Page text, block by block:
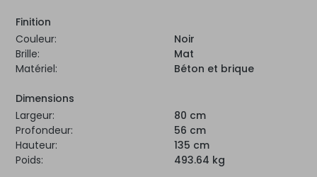
Finition
Couleur:
Noir
Brille:
Mat
Matériel:
Béton et brique
Dimensions
Largeur:
80 cm
Profondeur:
56 cm
Hauteur:
135 cm
Poids:
493.64 kg